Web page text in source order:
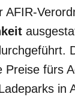
AFIR-
Preise fürs
in